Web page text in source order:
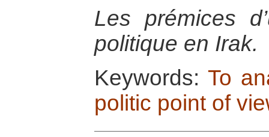
Les prémices
politique en Irak.
Keywords: To
politic point of